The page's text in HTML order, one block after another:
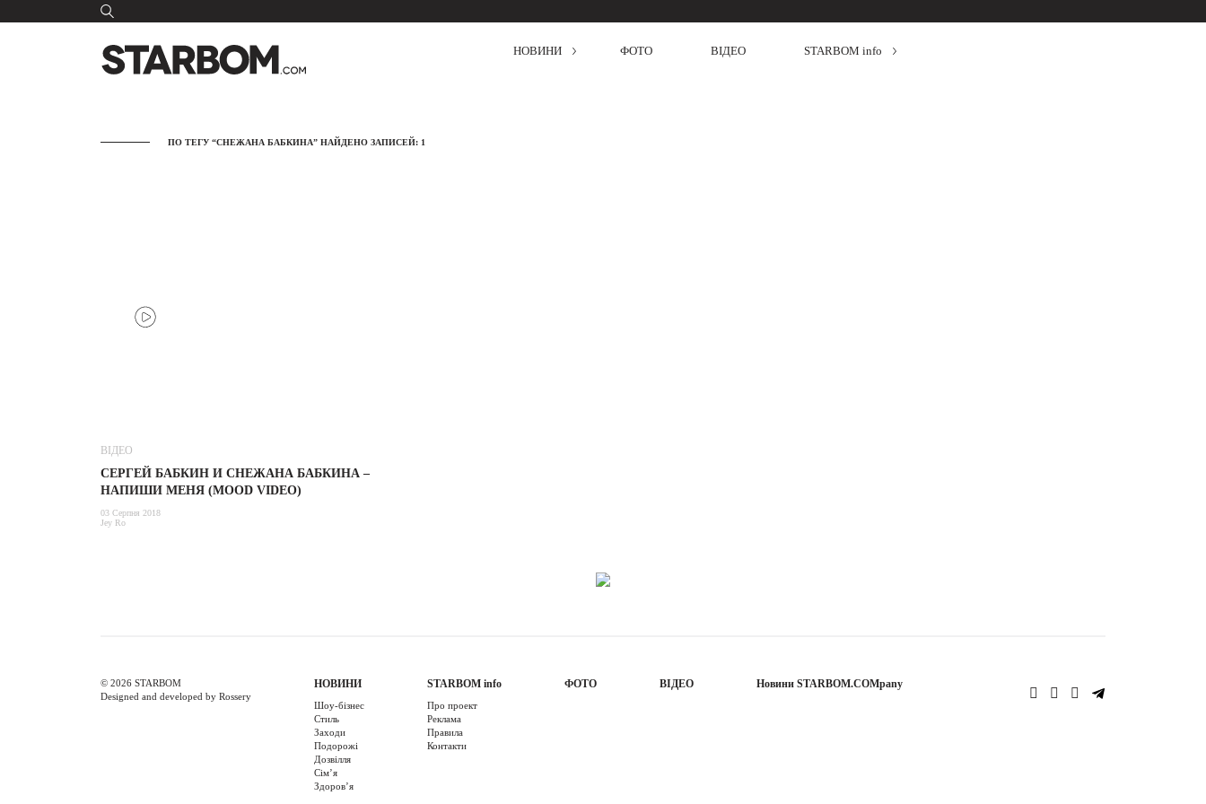
НОВИНИ ФОТО ВІДЕО STARBOM info
ПО ТЕГУ “СНЕЖАНА БАБКИНА” НАЙДЕНО ЗАПИСЕЙ: 1
ВІДЕО
СЕРГЕЙ БАБКИН И СНЕЖАНА БАБКИНА –
НАПИШИ МЕНЯ (MOOD VIDEO)
03 Серпня 2018
Jey Ro
© 2026 STARBOM
Designed and developed by Rossery
НОВИНИ
Шоу-бізнес
Стиль
Заходи
Подорожі
Дозвілля
Cім’я
Здоров’я
STARBOM info
Про проект
Реклама
Правила
Контакти
ФОТО ВІДЕО Новини STARBOM.COMpany